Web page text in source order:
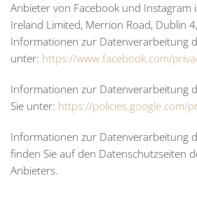
Anbieter von Facebook und Instagram
Ireland Limited, Merrion Road, Dublin
Informationen zur Datenverarbeitung
unter: https://www.facebook.com/
Informationen zur Datenverarbeitung
Sie unter: https://policies.google.com/
Informationen zur Datenverarbeitung
finden Sie auf den Datenschutzseiten
Anbieters.